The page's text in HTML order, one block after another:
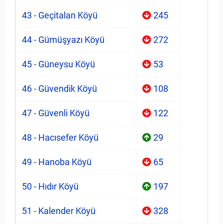
43 - Geçitalan Köyü 245
44 - Gümüşyazı Köyü 272
45 - Güneysu Köyü 53
46 - Güvendik Köyü 108
47 - Güvenli Köyü 122
48 - Hacısefer Köyü 29
49 - Hanoba Köyü 65
50 - Hıdır Köyü 197
51 - Kalender Köyü 328